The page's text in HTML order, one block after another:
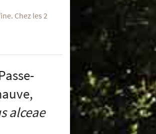
Chez les 2
alceae